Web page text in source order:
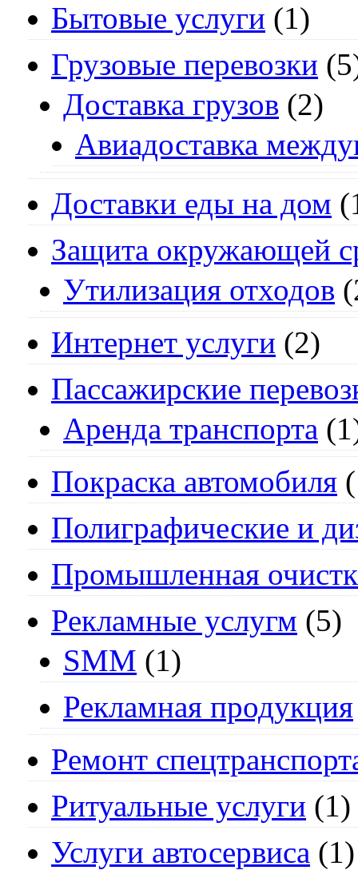
Бытовые услуги (1)
Грузовые перевозки
Доставка грузов (2)
Авиадоставка
Доставки еды на дом
Защита окружающей
Утилизация отходов
Интернет услуги (2)
Пассажирские
Аренда транспорта
Покраска автомобиля
Полиграфические и
Промышленная
Рекламные услугм (5)
SMM (1)
Рекламная продукция
Ремонт
Ритуальные услуги (1)
Услуги автосервиса (1)